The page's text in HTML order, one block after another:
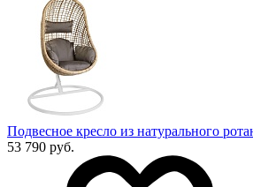
Подвесное кресло из натурального
53 790 руб.